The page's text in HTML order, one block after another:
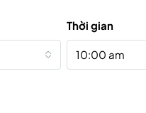
Thời gian
10:00 am